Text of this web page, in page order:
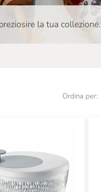
la tua collezione.
Ordina per: